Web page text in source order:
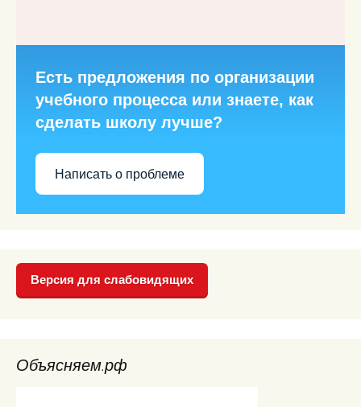
Есть предложения по организации
учебного процесса или знаете, как
сделать школу лучше?
Написать о проблеме
Версия для слабовидящих
Объясняем.рф